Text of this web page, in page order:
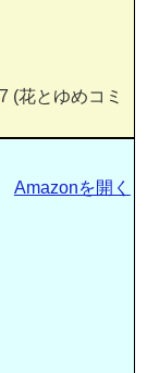
(花とゆめコミ
Amazonを開く